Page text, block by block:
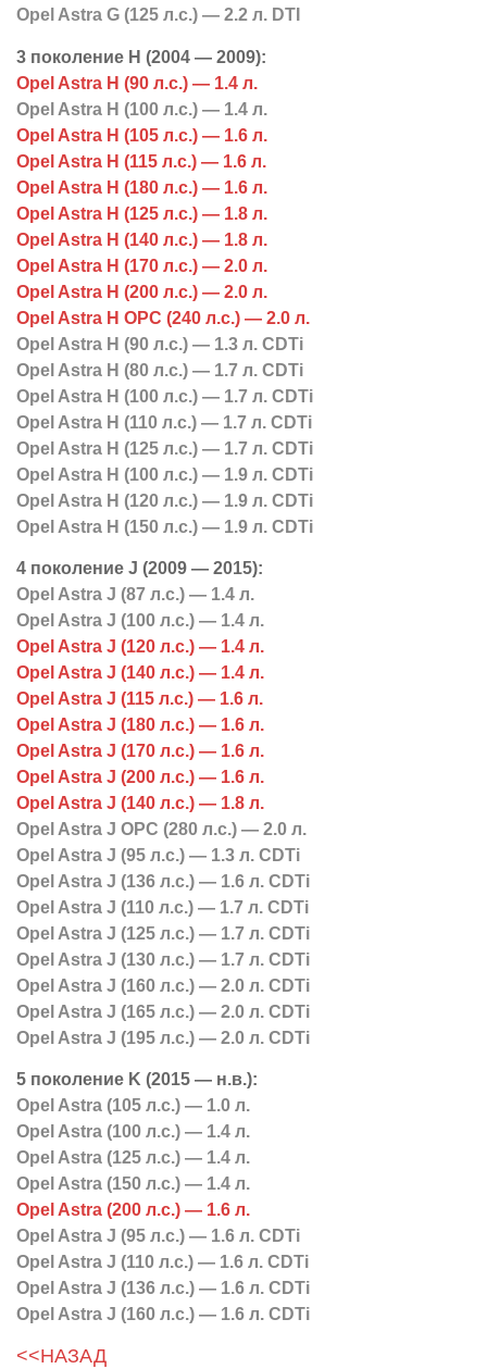
Opel Astra G (125 л.с.) — 2.2 л. DTI
3 поколение H (2004 — 2009):
Opel Astra H (90 л.с.) — 1.4 л.
Opel Astra H (100 л.с.) — 1.4 л.
Opel Astra H (105 л.с.) — 1.6 л.
Opel Astra H (115 л.с.) — 1.6 л.
Opel Astra H (180 л.с.) — 1.6 л.
Opel Astra H (125 л.с.) — 1.8 л.
Opel Astra H (140 л.с.) — 1.8 л.
Opel Astra H (170 л.с.) — 2.0 л.
Opel Astra H (200 л.с.) — 2.0 л.
Opel Astra H OPC (240 л.с.) — 2.0 л.
Opel Astra H (90 л.с.) — 1.3 л. CDTi
Opel Astra H (80 л.с.) — 1.7 л. CDTi
Opel Astra H (100 л.с.) — 1.7 л. CDTi
Opel Astra H (110 л.с.) — 1.7 л. CDTi
Opel Astra H (125 л.с.) — 1.7 л. CDTi
Opel Astra H (100 л.с.) — 1.9 л. CDTi
Opel Astra H (120 л.с.) — 1.9 л. CDTi
Opel Astra H (150 л.с.) — 1.9 л. CDTi
4 поколение J (2009 — 2015):
Opel Astra J (87 л.с.) — 1.4 л.
Opel Astra J (100 л.с.) — 1.4 л.
Opel Astra J (120 л.с.) — 1.4 л.
Opel Astra J (140 л.с.) — 1.4 л.
Opel Astra J (115 л.с.) — 1.6 л.
Opel Astra J (180 л.с.) — 1.6 л.
Opel Astra J (170 л.с.) — 1.6 л.
Opel Astra J (200 л.с.) — 1.6 л.
Opel Astra J (140 л.с.) — 1.8 л.
Opel Astra J OPC (280 л.с.) — 2.0 л.
Opel Astra J (95 л.с.) — 1.3 л. CDTi
Opel Astra J (136 л.с.) — 1.6 л. CDTi
Opel Astra J (110 л.с.) — 1.7 л. CDTi
Opel Astra J (125 л.с.) — 1.7 л. CDTi
Opel Astra J (130 л.с.) — 1.7 л. CDTi
Opel Astra J (160 л.с.) — 2.0 л. CDTi
Opel Astra J (165 л.с.) — 2.0 л. CDTi
Opel Astra J (195 л.с.) — 2.0 л. CDTi
5 поколение K (2015 — н.в.):
Opel Astra (105 л.с.) — 1.0 л.
Opel Astra (100 л.с.) — 1.4 л.
Opel Astra (125 л.с.) — 1.4 л.
Opel Astra (150 л.с.) — 1.4 л.
Opel Astra (200 л.с.) — 1.6 л.
Opel Astra J (95 л.с.) — 1.6 л. CDTi
Opel Astra J (110 л.с.) — 1.6 л. CDTi
Opel Astra J (136 л.с.) — 1.6 л. CDTi
Opel Astra J (160 л.с.) — 1.6 л. CDTi
<<НАЗАД